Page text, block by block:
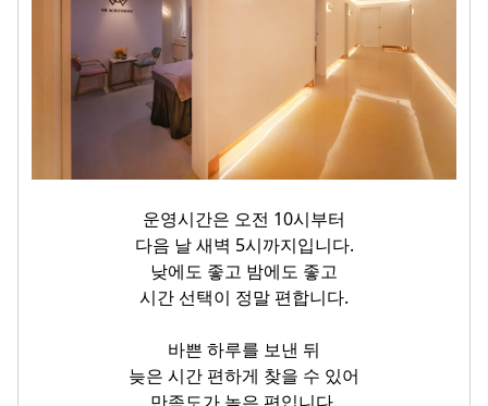
운영시간은 오전 10시부터
다음 날 새벽 5시까지입니다.
낮에도 좋고 밤에도 좋고
시간 선택이 정말 편합니다.
바쁜 하루를 보낸 뒤
늦은 시간 편하게 찾을 수 있어